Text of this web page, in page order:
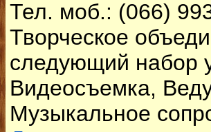
Тел. моб.: (066)
Творческое
следующий набор
Видеосъемка,
Музыкальное